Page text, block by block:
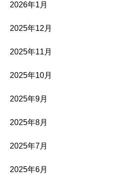
2026年1月
2025年12月
2025年11月
2025年10月
2025年9月
2025年8月
2025年7月
2025年6月